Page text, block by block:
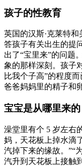
孩子的性教育
英国的汉斯·克莱特
答孩子有关出生的提
出了“宝里来”的问题
象的那样深刻。孩子
比我个子高”的程度
爸爸妈妈里的精子和
宝宝是从哪里来的
澡堂里有个 5 岁左右
妈，天花板上掉水滴
汽掉下来的缘故。”“
汽升到天花板上接触